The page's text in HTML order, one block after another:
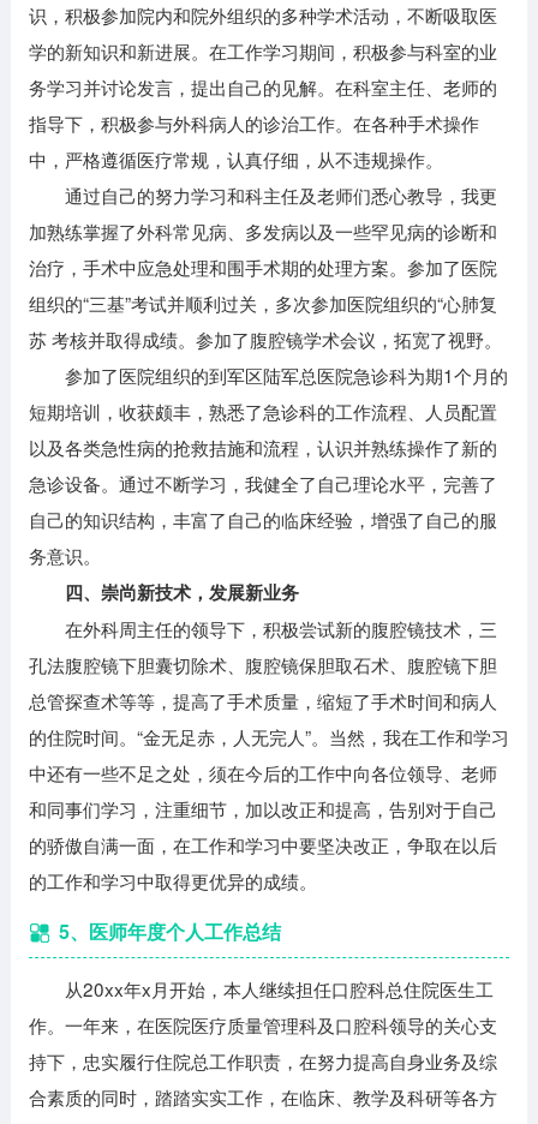
识，积极参加院内和院外组织的多种学术活动，不断吸取医
学的新知识和新进展。在工作学习期间，积极参与科室的业
务学习并讨论发言，提出自己的见解。在科室主任、老师的
指导下，积极参与外科病人的诊治工作。在各种手术操作
中，严格遵循医疗常规，认真仔细，从不违规操作。
通过自己的努力学习和科主任及老师们悉心教导，我更
加熟练掌握了外科常见病、多发病以及一些罕见病的诊断和
治疗，手术中应急处理和围手术期的处理方案。参加了医院
组织的“三基”考试并顺利过关，多次参加医院组织的“心肺复
苏 考核并取得成绩。参加了腹腔镜学术会议，拓宽了视野。
参加了医院组织的到军区陆军总医院急诊科为期1个月的
短期培训，收获颇丰，熟悉了急诊科的工作流程、人员配置
以及各类急性病的抢救拮施和流程，认识并熟练操作了新的
急诊设备。通过不断学习，我健全了自己理论水平，完善了
自己的知识结构，丰富了自己的临床经验，增强了自己的服
务意识。
四、崇尚新技术，发展新业务
在外科周主任的领导下，积极尝试新的腹腔镜技术，三
孔法腹腔镜下胆囊切除术、腹腔镜保胆取石术、腹腔镜下胆
总管探查术等等，提高了手术质量，缩短了手术时间和病人
的住院时间。“金无足赤，人无完人”。当然，我在工作和学习
中还有一些不足之处，须在今后的工作中向各位领导、老师
和同事们学习，注重细节，加以改正和提高，告别对于自己
的骄傲自满一面，在工作和学习中要坚决改正，争取在以后
的工作和学习中取得更优异的成绩。
5、医师年度个人工作总结
从20xx年x月开始，本人继续担任口腔科总住院医生工
作。一年来，在医院医疗质量管理科及口腔科领导的关心支
持下，忠实履行住院总工作职责，在努力提高自身业务及综
合素质的同时，踏踏实实工作，在临床、教学及科研等各方